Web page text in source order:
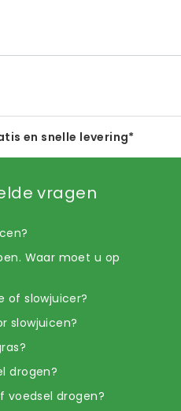
en snelle levering*
vragen
Waar moet u op
of slowjuicer?
slowjuicen?
drogen?
voedsel drogen?